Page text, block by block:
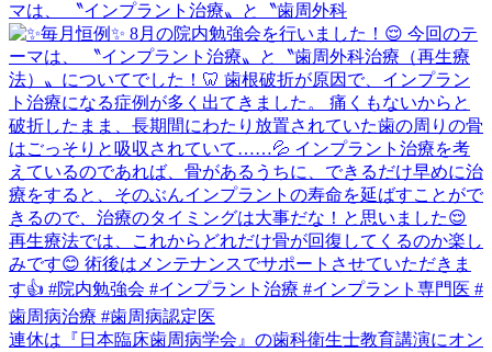
マは、 〝インプラント治療〟と〝歯周外科
連休は『日本臨床歯周病学会』の歯科衛生士教育講演にオン